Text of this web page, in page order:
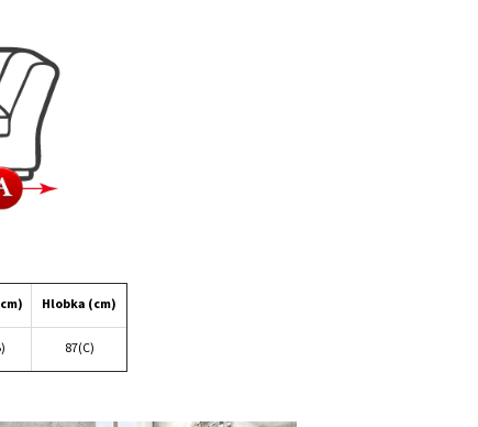
Hlobka (cm)
87(C)